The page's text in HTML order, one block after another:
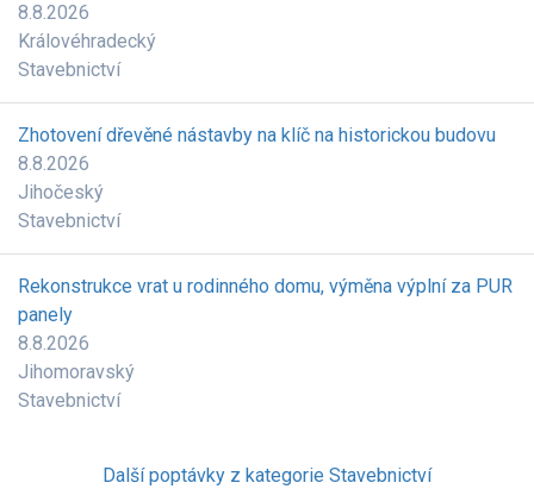
8.8.2026
Královéhradecký
Stavebnictví
Zhotovení dřevěné nástavby na klíč na historickou budovu
8.8.2026
Jihočeský
Stavebnictví
Rekonstrukce vrat u rodinného domu, výměna výplní za PUR
panely
8.8.2026
Jihomoravský
Stavebnictví
Další poptávky z kategorie Stavebnictví